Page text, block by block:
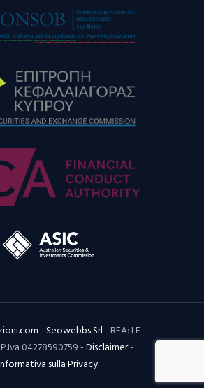
-Seowebbs Srl- REA: LE
04278590759 -Disclaimer-
sulla Privacy